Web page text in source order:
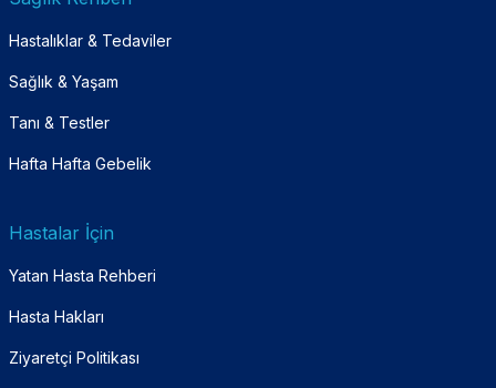
Hastalıklar & Tedaviler
Sağlık & Yaşam
Tanı & Testler
Hafta Hafta Gebelik
Hastalar İçin
Yatan Hasta Rehberi
Hasta Hakları
Ziyaretçi Politikası